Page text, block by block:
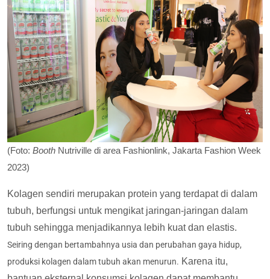
(Foto: Booth Nutriville di area Fashionlink, Jakarta Fashion Week
2023)
Kolagen sendiri merupakan protein yang terdapat di dalam
tubuh, berfungsi untuk mengikat jaringan-jaringan dalam
tubuh sehingga menjadikannya lebih kuat dan elastis.
Seiring dengan bertambahnya usia dan perubahan gaya hidup,
produksi kolagen dalam tubuh akan menurun. Karena itu,